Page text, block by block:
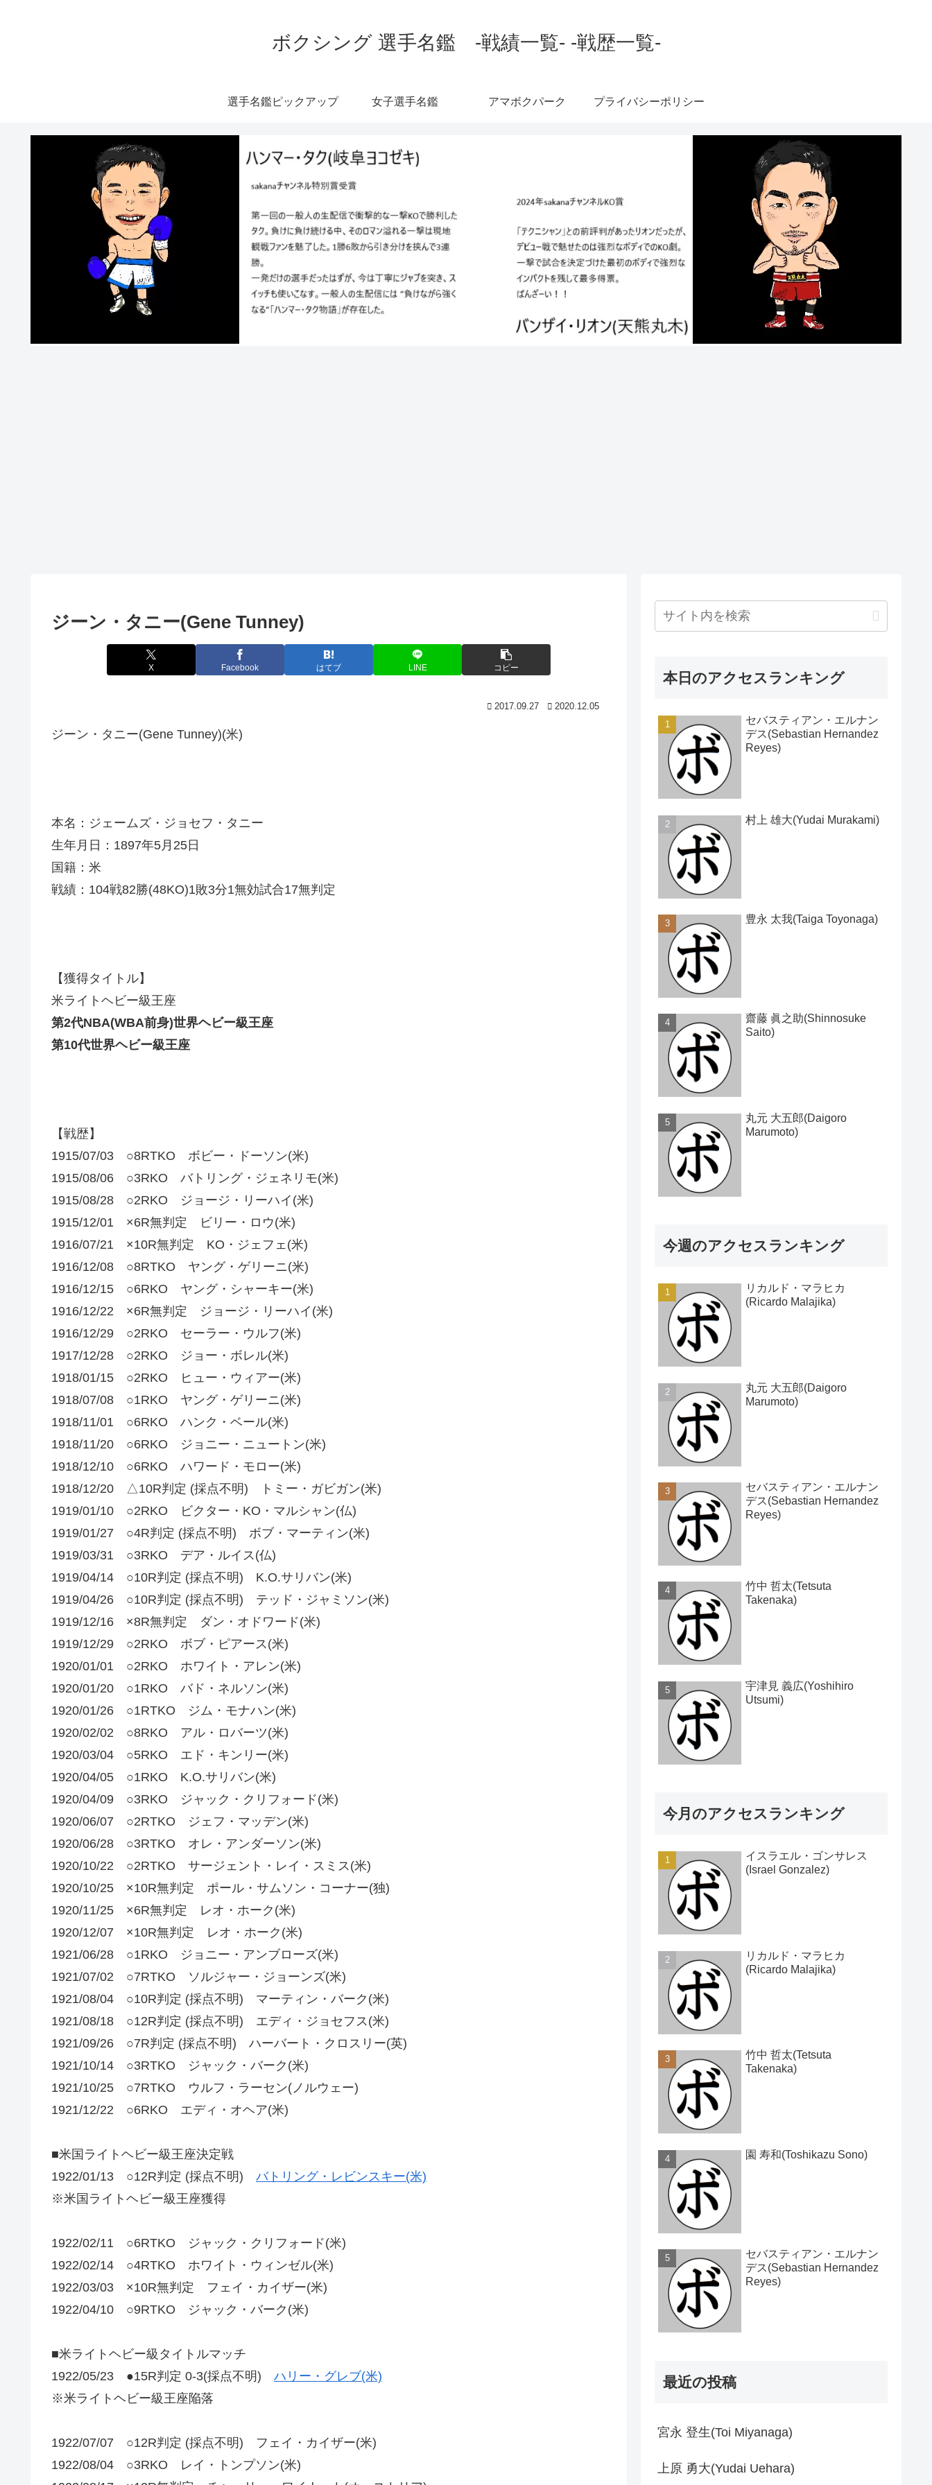
ボクシング 選手名鑑 -戦績一覧- -戦歴一覧-
選手名鑑ピックアップ 女子選手名鑑 アマボクパーク プライバシーポリシー
ジーン・タニー(Gene Tunney)
X Facebook はてブ LINE コピー
2017.09.27 2020.12.05
ジーン・タニー(Gene Tunney)(米)
本名：ジェームズ・ジョセフ・タニー
生年月日：1897年5月25日
国籍：米
戦績：104戦82勝(48KO)1敗3分1無効試合17無判定
【獲得タイトル】
米ライトヘビー級王座
第2代NBA(WBA前身)世界ヘビー級王座
第10代世界ヘビー級王座
【戦歴】
1915/07/03 ○8RTKO ボビー・ドーソン(米)
1915/08/06 ○3RKO バトリング・ジェネリモ(米)
1915/08/28 ○2RKO ジョージ・リーハイ(米)
1915/12/01 ×6R無判定 ビリー・ロウ(米)
1916/07/21 ×10R無判定 KO・ジェフェ(米)
1916/12/08 ○8RTKO ヤング・ゲリーニ(米)
1916/12/15 ○6RKO ヤング・シャーキー(米)
1916/12/22 ×6R無判定 ジョージ・リーハイ(米)
1916/12/29 ○2RKO セーラー・ウルフ(米)
1917/12/28 ○2RKO ジョー・ボレル(米)
1918/01/15 ○2RKO ヒュー・ウィアー(米)
1918/07/08 ○1RKO ヤング・ゲリーニ(米)
1918/11/01 ○6RKO ハンク・ベール(米)
1918/11/20 ○6RKO ジョニー・ニュートン(米)
1918/12/10 ○6RKO ハワード・モロー(米)
1918/12/20 △10R判定 (採点不明) トミー・ガビガン(米)
1919/01/10 ○2RKO ビクター・KO・マルシャン(仏)
1919/01/27 ○4R判定 (採点不明) ボブ・マーティン(米)
1919/03/31 ○3RKO デア・ルイス(仏)
1919/04/14 ○10R判定 (採点不明) K.O.サリバン(米)
1919/04/26 ○10R判定 (採点不明) テッド・ジャミソン(米)
1919/12/16 ×8R無判定 ダン・オドワード(米)
1919/12/29 ○2RKO ボブ・ピアース(米)
1920/01/01 ○2RKO ホワイト・アレン(米)
1920/01/20 ○1RKO バド・ネルソン(米)
1920/01/26 ○1RTKO ジム・モナハン(米)
1920/02/02 ○8RKO アル・ロバーツ(米)
1920/03/04 ○5RKO エド・キンリー(米)
1920/04/05 ○1RKO K.O.サリバン(米)
1920/04/09 ○3RKO ジャック・クリフォード(米)
1920/06/07 ○2RTKO ジェフ・マッデン(米)
1920/06/28 ○3RTKO オレ・アンダーソン(米)
1920/10/22 ○2RTKO サージェント・レイ・スミス(米)
1920/10/25 ×10R無判定 ポール・サムソン・コーナー(独)
1920/11/25 ×6R無判定 レオ・ホーク(米)
1920/12/07 ×10R無判定 レオ・ホーク(米)
1921/06/28 ○1RKO ジョニー・アンブローズ(米)
1921/07/02 ○7RTKO ソルジャー・ジョーンズ(米)
1921/08/04 ○10R判定 (採点不明) マーティン・バーク(米)
1921/08/18 ○12R判定 (採点不明) エディ・ジョセフス(米)
1921/09/26 ○7R判定 (採点不明) ハーバート・クロスリー(英)
1921/10/14 ○3RTKO ジャック・バーク(米)
1921/10/25 ○7RTKO ウルフ・ラーセン(ノルウェー)
1921/12/22 ○6RKO エディ・オヘア(米)
■米国ライトヘビー級王座決定戦
1922/01/13 ○12R判定 (採点不明) バトリング・レビンスキー(米)
※米国ライトヘビー級王座獲得
1922/02/11 ○6RTKO ジャック・クリフォード(米)
1922/02/14 ○4RTKO ホワイト・ウィンゼル(米)
1922/03/03 ×10R無判定 フェイ・カイザー(米)
1922/04/10 ○9RTKO ジャック・バーク(米)
■米ライトヘビー級タイトルマッチ
1922/05/23 ●15R判定 0-3(採点不明) ハリー・グレブ(米)
※米ライトヘビー級王座陥落
1922/07/07 ○12R判定 (採点不明) フェイ・カイザー(米)
1922/08/04 ○3RKO レイ・トンプソン(米)
本日のアクセスランキング
セバスティアン・エルナン
デス(Sebastian Hernandez
Reyes)
村上 雄大(Yudai Murakami)
豊永 太我(Taiga Toyonaga)
齋藤 眞之助(Shinnosuke
Saito)
丸元 大五郎(Daigoro
Marumoto)
今週のアクセスランキング
リカルド・マラヒカ
(Ricardo Malajika)
丸元 大五郎(Daigoro
Marumoto)
セバスティアン・エルナン
デス(Sebastian Hernandez
Reyes)
竹中 哲太(Tetsuta
Takenaka)
宇津見 義広(Yoshihiro
Utsumi)
今月のアクセスランキング
イスラエル・ゴンサレス
(Israel Gonzalez)
リカルド・マラヒカ
(Ricardo Malajika)
竹中 哲太(Tetsuta
Takenaka)
園 寿和(Toshikazu Sono)
セバスティアン・エルナン
デス(Sebastian Hernandez
Reyes)
最近の投稿
宮永 登生(Toi Miyanaga)
上原 勇大(Yudai Uehara)